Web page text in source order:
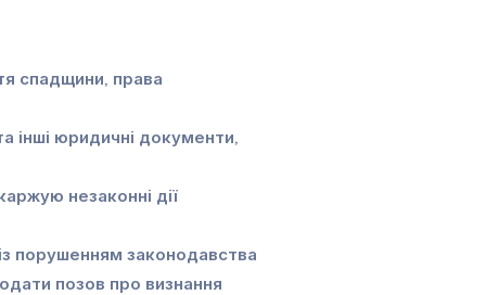
спадщини, права
інші юридичні документи,
незаконні дії
порушенням законодавства
позов про визнання